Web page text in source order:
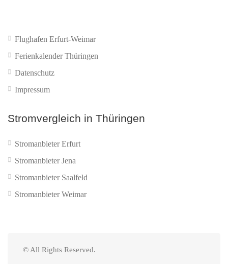
Flughafen Erfurt-Weimar
Ferienkalender Thüringen
Datenschutz
Impressum
Stromvergleich in Thüringen
Stromanbieter Erfurt
Stromanbieter Jena
Stromanbieter Saalfeld
Stromanbieter Weimar
© All Rights Reserved.